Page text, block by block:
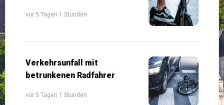
vor 5 Tagen 1 Stunden
Verkehrsunfall mit
betrunkenen Radfahrer
vor 5 Tagen 1 Stunden